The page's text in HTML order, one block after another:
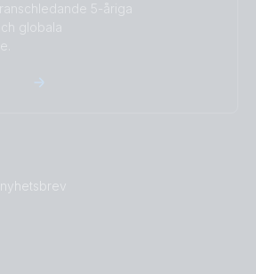
48V 5000VA (right)
1IN - EasySolar-II GX 24/48V 3kVA,
- EasySolar
5-åriga
globala